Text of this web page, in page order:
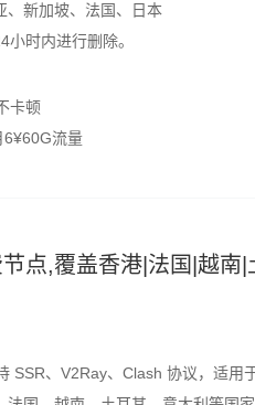
、新加坡、法国、日本
时内进行删除。
卡顿
6¥60G流量
点,覆盖香港|法国|越南|
SSR、V2Ray、Clash 协议，适用